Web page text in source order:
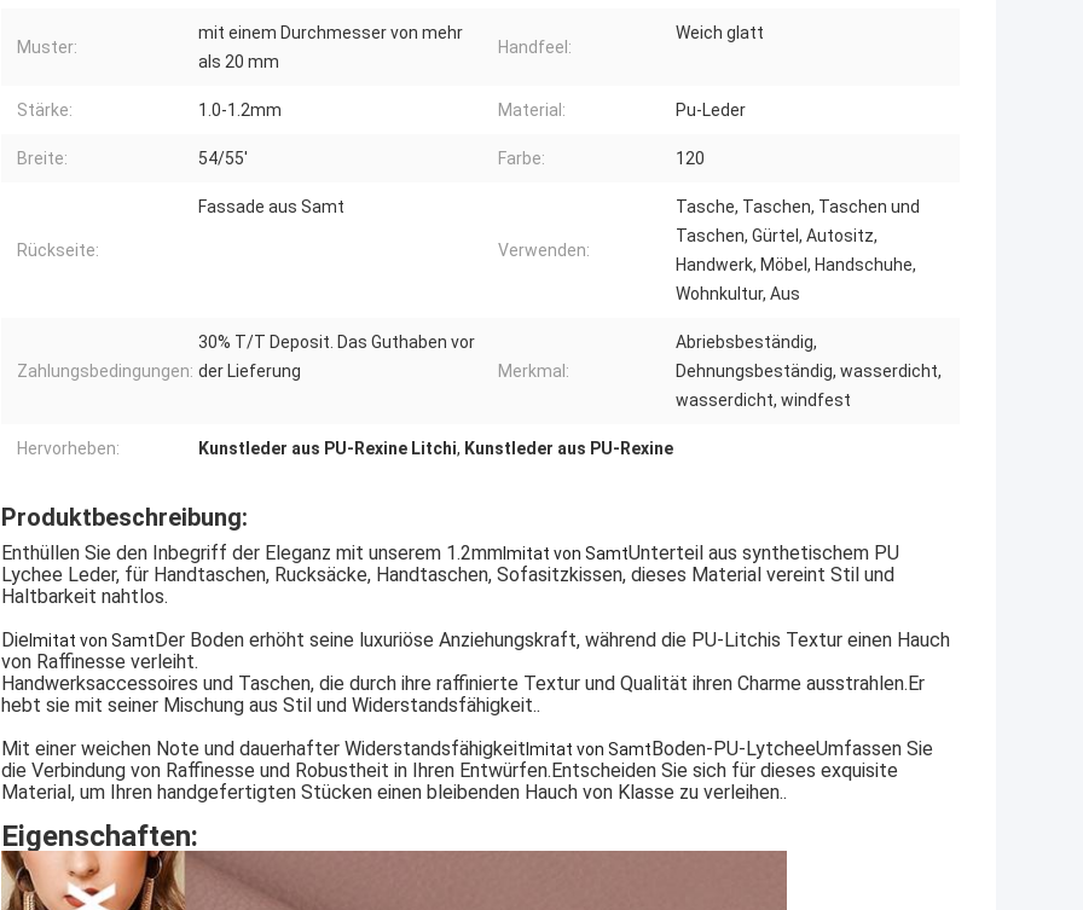
Muster:
mit einem Durchmesser von mehr
als 20 mm
Handfeel:
Weich glatt
Stärke: 1.0-1.2mm Material: Pu-Leder
Breite: 54/55' Farbe: 120
Rückseite:
Fassade aus Samt
Verwenden:
Tasche, Taschen, Taschen und
Taschen, Gürtel, Autositz,
Handwerk, Möbel, Handschuhe,
Wohnkultur, Aus
Zahlungsbedingungen:
30% T/T Deposit. Das Guthaben vor
der Lieferung
Merkmal:
Abriebsbeständig,
Dehnungsbeständig, wasserdicht,
wasserdicht, windfest
Hervorheben: Kunstleder aus PU-Rexine Litchi, Kunstleder aus PU-Rexine
Produktbeschreibung:
Enthüllen Sie den Inbegriff der Eleganz mit unserem 1.2mmImitat von SamtUnterteil aus synthetischem PU
Lychee Leder, für Handtaschen, Rucksäcke, Handtaschen, Sofasitzkissen, dieses Material vereint Stil und
Haltbarkeit nahtlos.
Die Imitat von Samt Der Boden erhöht seine luxuriöse Anziehungskraft, während die PU-Litchis Textur einen Hauch
von Raffinesse verleiht.
Handwerksaccessoires und Taschen, die durch ihre raffinierte Textur und Qualität ihren Charme ausstrahlen.Er
hebt sie mit seiner Mischung aus Stil und Widerstandsfähigkeit..
Mit einer weichen Note und dauerhafter Widerstandsfähigkeit Imitat von Samt Boden-PU-LytcheeUmfassen Sie
die Verbindung von Raffinesse und Robustheit in Ihren Entwürfen.Entscheiden Sie sich für dieses exquisite
Material, um Ihren handgefertigten Stücken einen bleibenden Hauch von Klasse zu verleihen..
Eigenschaften: